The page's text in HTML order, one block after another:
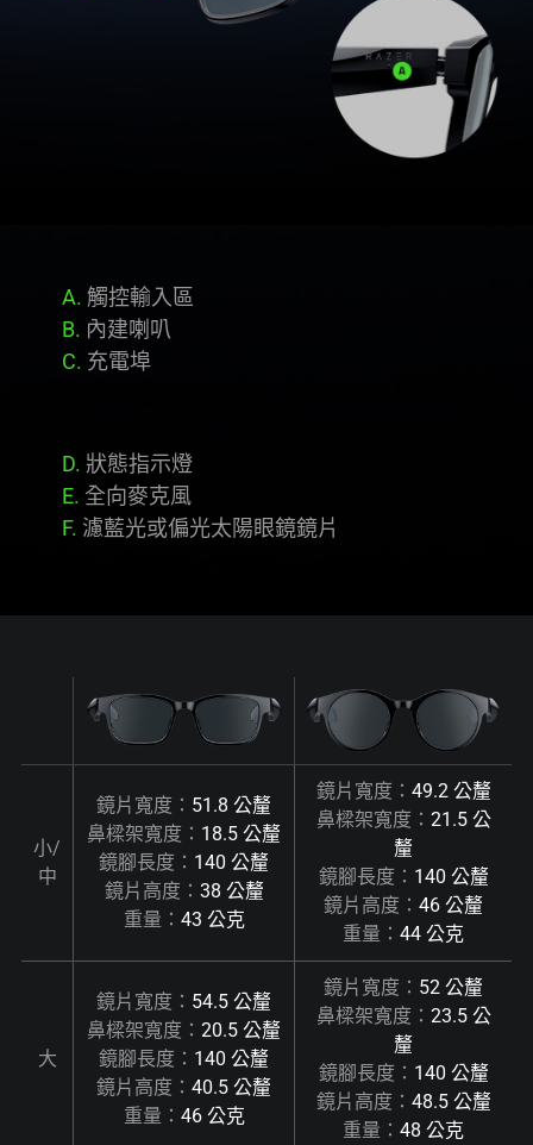
A. 觸控輸入區
B. 內建喇叭
C. 充電埠
D. 狀態指示燈
E. 全向麥克風
F. 濾藍光或偏光太陽眼鏡鏡片
小/
中
鏡片寬度： 51.8 公釐
鼻樑架寬度： 18.5 公釐
鏡腳長度： 140 公釐
鏡片高度： 38 公釐
重量： 43 公克
鏡片寬度： 49.2 公釐
鼻樑架寬度： 21.5 公
釐
鏡腳長度： 140 公釐
鏡片高度： 46 公釐
重量： 44 公克
大
鏡片寬度： 54.5 公釐
鼻樑架寬度： 20.5 公釐
鏡腳長度： 140 公釐
鏡片高度： 40.5 公釐
重量： 46 公克
鏡片寬度： 52 公釐
鼻樑架寬度： 23.5 公
釐
鏡腳長度： 140 公釐
鏡片高度： 48.5 公釐
重量： 48 公克